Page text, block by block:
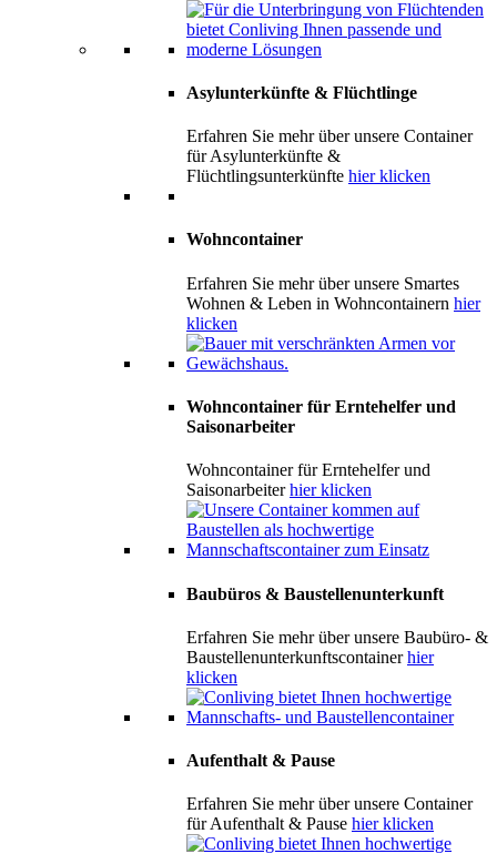
Asylunterkünfte & Flüchtlinge
Erfahren Sie mehr über unsere Container
für Asylunterkünfte &
Flüchtlingsunterkünfte hier klicken
Wohncontainer
Erfahren Sie mehr über unsere Smartes
Wohnen & Leben in Wohncontainern hier
klicken
Wohncontainer für Erntehelfer und
Saisonarbeiter
Wohncontainer für Erntehelfer und
Saisonarbeiterhier klicken
Baubüros & Baustellenunterkunft
Erfahren Sie mehr über unsere Baubüro- &
Baustellenunterkunftscontainerhier
klicken
Aufenthalt & Pause
Erfahren Sie mehr über unsere Container
für Aufenthalt & Pause hier klicken